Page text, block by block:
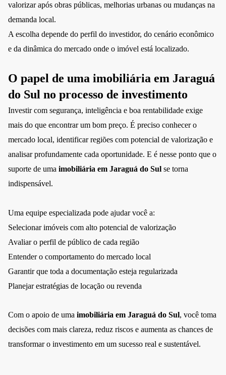
valorizar após obras públicas, melhorias urbanas ou mudanças na
demanda local.
A escolha depende do perfil do investidor, do cenário econômico
e da dinâmica do mercado onde o imóvel está localizado.
O papel de uma imobiliária em Jaraguá
do Sul no processo de investimento
Investir com segurança, inteligência e boa rentabilidade exige
mais do que encontrar um bom preço. É preciso conhecer o
mercado local, identificar regiões com potencial de valorização e
analisar profundamente cada oportunidade. E é nesse ponto que o
suporte de uma imobiliária em Jaraguá do Sul se torna
indispensável.
Uma equipe especializada pode ajudar você a:
Selecionar imóveis com alto potencial de valorização
Avaliar o perfil de público de cada região
Entender o comportamento do mercado local
Garantir que toda a documentação esteja regularizada
Planejar estratégias de locação ou revenda
Com o apoio de uma imobiliária em Jaraguá do Sul, você toma
decisões com mais clareza, reduz riscos e aumenta as chances de
transformar o investimento em um sucesso real e sustentável.